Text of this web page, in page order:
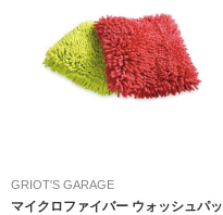
GRIOT'S GARAGE
マイクロファイバー ウォッシュパッ